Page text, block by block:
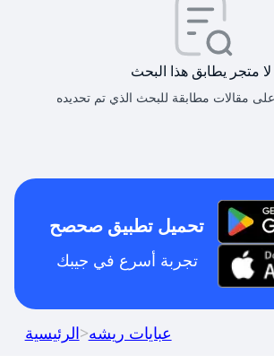
لا متجر يطابق هذا البحث
تحميل تطبيق صحصح
تجربة أسرع في جيبك
الرئيسية>عبايات ريشه